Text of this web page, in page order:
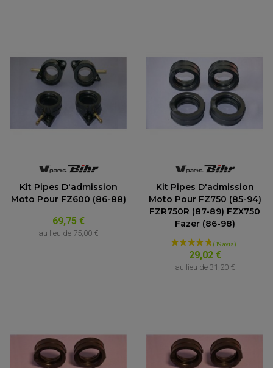
Kit Pipes D'admission
Moto Pour FZ600 (86-88)
69,75 €
au lieu de 75,00 €
Kit Pipes D'admission
Moto Pour FZ750 (85-94)
FZR750R (87-89) FZX750
Fazer (86-98)
29,02 €
au lieu de 31,20 €